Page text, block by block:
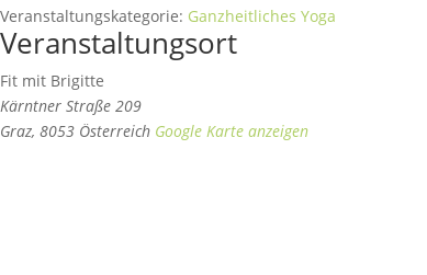
Veranstaltungskategorie: Ganzheitliches Yoga
Veranstaltungsort
Fit mit Brigitte
Kärntner Straße 209
Graz, 8053 Österreich Google Karte anzeigen